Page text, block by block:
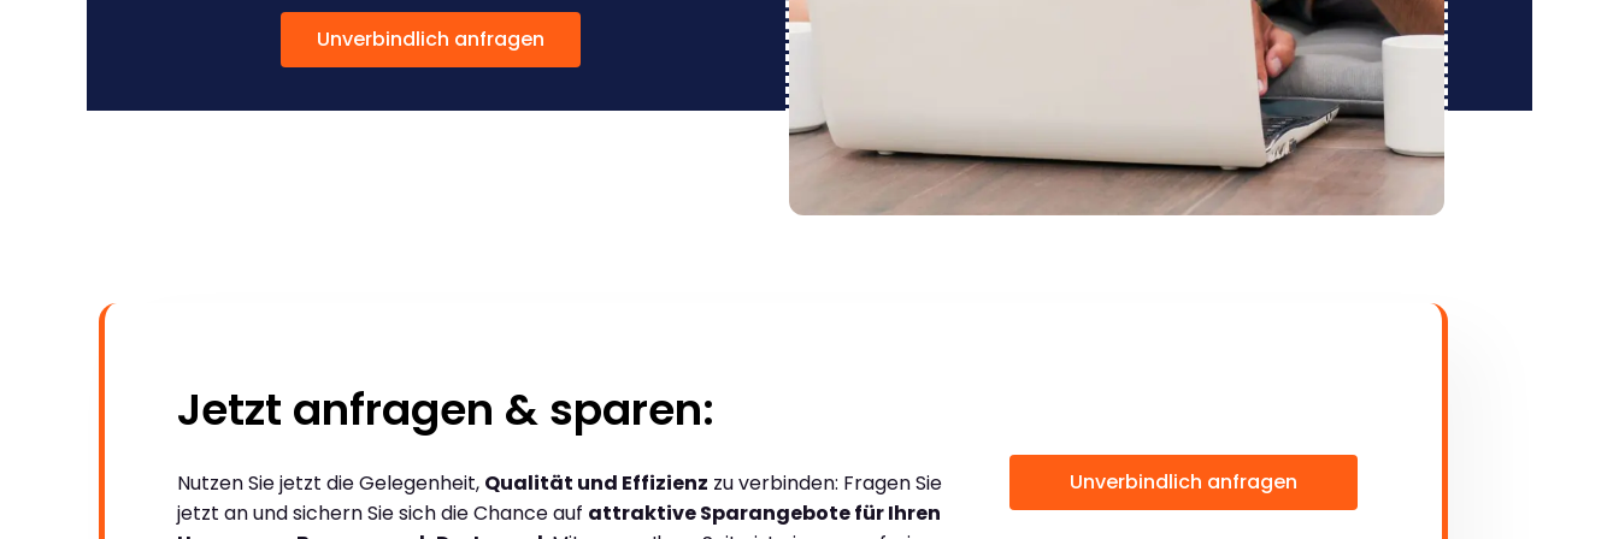
Unverbindlich anfragen
Jetzt anfragen & sparen:
Nutzen Sie jetzt die Gelegenheit, Qualität und Effizienz zu verbinden: Fragen Sie
jetzt an und sichern Sie sich die Chance auf attraktive Sparangebote für Ihren
Unverbindlich anfragen